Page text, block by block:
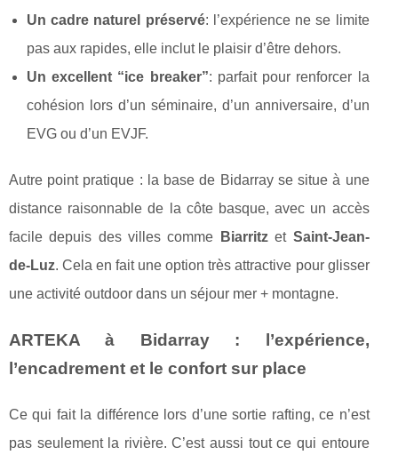
Un cadre naturel préservé: l’expérience ne se limite
pas aux rapides, elle inclut le plaisir d’être dehors.
Un excellent “ice breaker”: parfait pour renforcer la
cohésion lors d’un séminaire, d’un anniversaire, d’un
EVG ou d’un EVJF.
Autre point pratique : la base de Bidarray se situe à une
distance raisonnable de la côte basque, avec un accès
facile depuis des villes comme
Biarritzet Saint-Jean-
de-Luz. Cela en fait une option très attractive pour glisser
une activité outdoor dans un séjour mer + montagne.
ARTEKA à Bidarray : l’expérience,
l’encadrement et le confort sur place
Ce qui fait la différence lors d’une sortie rafting, ce n’est
pas seulement la rivière. C’est aussi tout ce qui entoure